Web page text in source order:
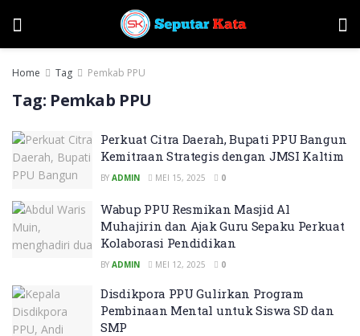
Home Tag Pemkab PPU
Tag: Pemkab PPU
Perkuat Citra Daerah, Bupati PPU Bangun
Kemitraan Strategis dengan JMSI Kaltim
BY ADMIN MEI 15, 2025 0
Wabup PPU Resmikan Masjid Al
Muhajirin dan Ajak Guru Sepaku Perkuat
Kolaborasi Pendidikan
BY ADMIN MEI 12, 2025 0
Disdikpora PPU Gulirkan Program
Pembinaan Mental untuk Siswa SD dan
SMP